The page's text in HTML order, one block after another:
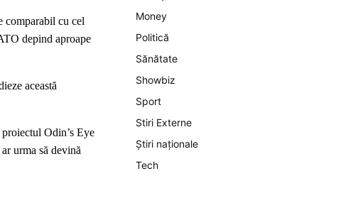
comparabil cu cel
depind aproape
această
Odin’s Eye
urma să devină
Money
Politică
Sănătate
Showbiz
Sport
Stiri Externe
Știri naționale
Tech